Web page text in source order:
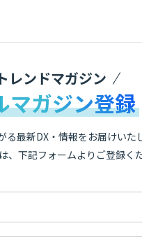
レンドマガジン
マガジン登録
最新DX・情報をお届けいた
下記フォームよりご登録く